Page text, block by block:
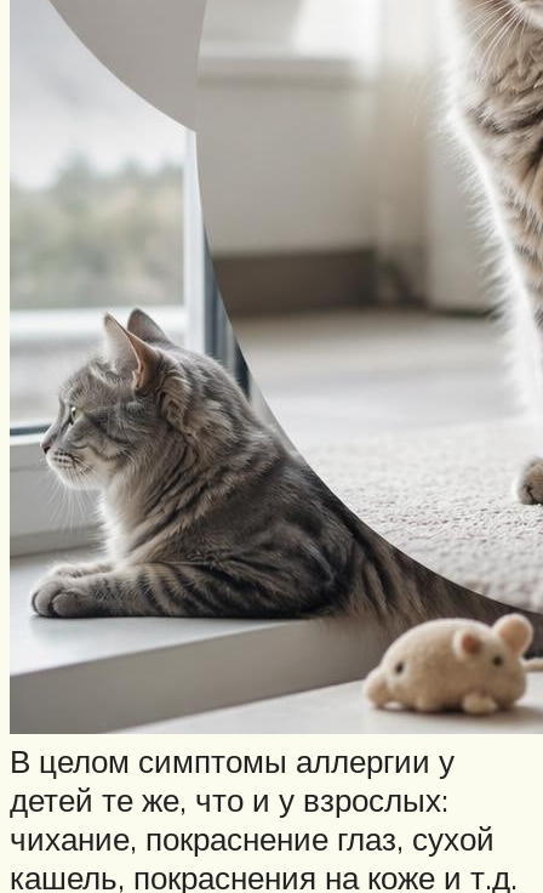
В целом симптомы аллергии у
детей те же, что и у взрослых:
чихание, покраснение глаз, сухой
кашель, покраснения на коже и т.д.